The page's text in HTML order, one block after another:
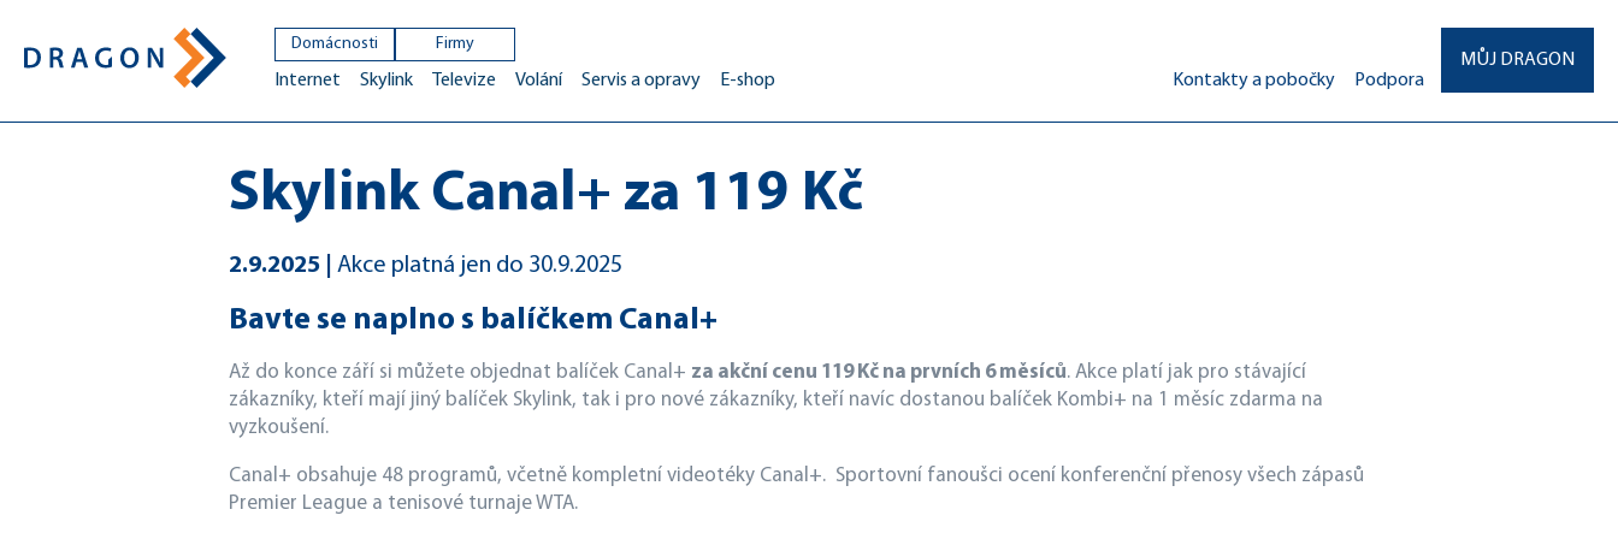
Domácnosti
Internet Skylink Televize Volání Servis a opravy E-shop
Firmy
MŮJ DRAGON
Kontakty a pobočky
Podpora
Skylink Canal+ za 119 Kč
2.9.2025 Akce platná jen do 30.9.2025
Bavte se naplno s balíčkem Canal+
Až do konce září si můžete objednat balíček Canal+ za akční cenu 119 Kč na prvních 6 měsíců. Akce platí jak pro stávající
zákazníky, kteří mají jiný balíček Skylink, tak i pro nové zákazníky, kteří navíc dostanou balíček Kombi+ na 1 měsíc zdarma na
vyzkoušení.
Canal+ obsahuje 48 programů, včetně kompletní videotéky Canal+. Sportovní fanoušci ocení konferenční přenosy všech zápasů
Premier League a tenisové turnaje WTA.